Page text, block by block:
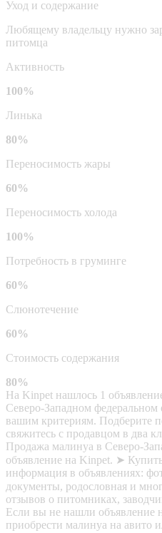
Уход и содержание
Любящему владельцу нужно
питомца
Активность
100%
Линька
80%
Переносимость жары
60%
Переносимость холода
100%
Потребность в груминге
60%
Слюнотечение
60%
Стоимость содержания
80%
На Kinpet нашлось 1
Северо-Западном федеральном
вашим критериям. Подберите
свяжитесь с продавцом в два
Продажа малинуа в Северо-
объявление на Kinpet. ➤
информация в объявлениях:
документы, родословная и
отзывов о питомниках,
Если вы не нашли объявление
приобрести малинуа на авито